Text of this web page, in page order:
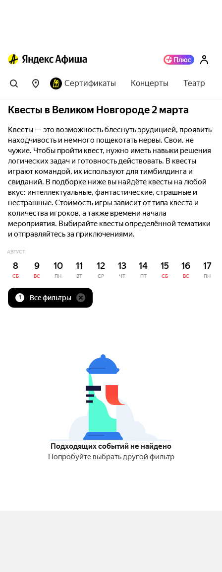
Сертификаты Концерты Театр
Квесты в Великом Новгороде 2 марта
Квесты — это возможность блеснуть эрудицией, проявить
находчивость и немного пощекотать нервы. Свои, не
чужие. Чтобы пройти квест, нужно иметь навыки решения
логических задач и готовность действовать. В квесты
играют командой, их используют для тимбилдинга и
свиданий. В подборке ниже вы найдёте квесты на любой
вкус: интеллектуальные, фантастические, страшные и
нестрашные. Стоимость игры зависит от типа квеста и
количества игроков, а также времени начала
мероприятия. Выбирайте квесты определённой тематики
и отправляйтесь за приключениями.
АВГУСТ
8
СБ
9
ВС
10
ПН
11
ВТ
12
СР
13
ЧТ
14
ПТ
15
СБ
16
ВС
17
ПН
1 Все фильтры
Подходящих событий не найдено
Попробуйте выбрать другой фильтр